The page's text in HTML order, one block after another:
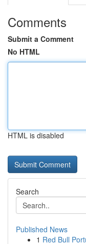
Comments
Submit a Comment
No HTML
HTML is disabled
Search
Published News
1 Red Bull